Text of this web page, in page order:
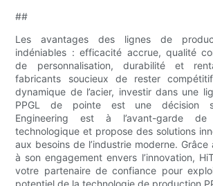
##
Les avantages des lignes de
indéniables : efficacité accrue, qualité
de personnalisation, durabilité et
fabricants soucieux de rester
dynamique de l’acier, investir dans une
PPGL de pointe est une décision
Engineering est à l’avant-garde
technologique et propose des solutions
aux besoins de l’industrie moderne.
à son engagement envers l’innovation,
votre partenaire de confiance pour
potentiel de la technologie de production